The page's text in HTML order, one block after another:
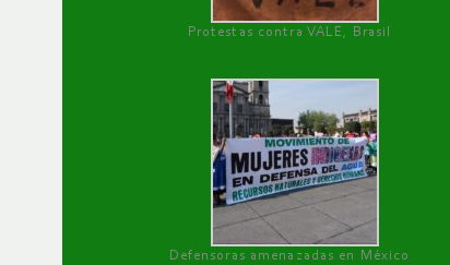
Protestas contra VALE, Brasil
Defensoras amenazadas en México